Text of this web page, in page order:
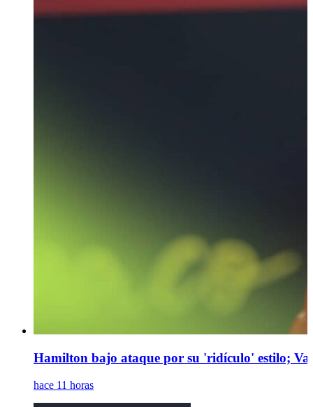
Hamilton bajo ataque por su 'ridículo' estilo;
hace 11 horas